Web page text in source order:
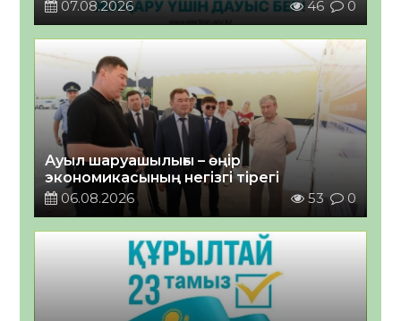
07.08.2026
46 0
Ауыл шаруашылығы – өңір
экономикасының негізгі тірегі
06.08.2026
53 0